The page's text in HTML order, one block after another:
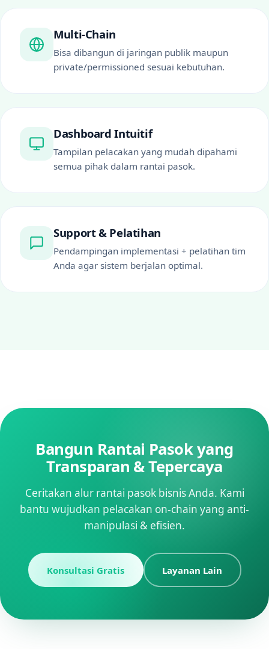
Multi-Chain
Bisa dibangun di jaringan publik maupun
private/permissioned sesuai kebutuhan.
Dashboard Intuitif
Tampilan pelacakan yang mudah dipahami
semua pihak dalam rantai pasok.
Support & Pelatihan
Pendampingan implementasi + pelatihan tim
Anda agar sistem berjalan optimal.
Bangun Rantai Pasok yang
Transparan & Tepercaya
Ceritakan alur rantai pasok bisnis Anda. Kami
bantu wujudkan pelacakan on-chain yang anti-
manipulasi & efisien.
Konsultasi Gratis Layanan Lain